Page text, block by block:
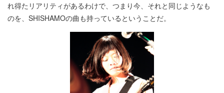
れ得たリアリティがあるわけで、つまり今、それと同じようなも
のを、SHISHAMOの曲も持っているということだ。